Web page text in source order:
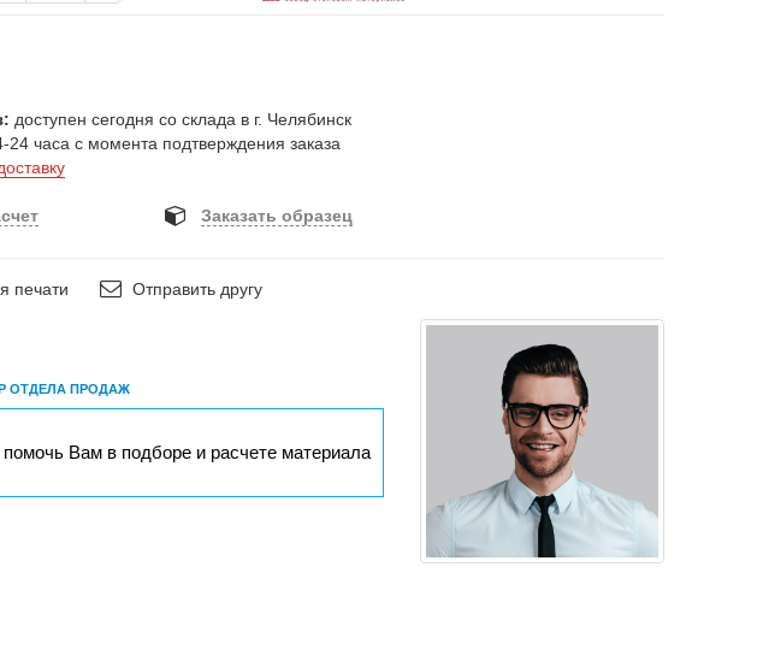
доступен сегодня со склада в г. Челябинск
24 часа с момента подтверждения заказа
Заказать образец
печати Отправить другу
ОТДЕЛА ПРОДАЖ
помочь Вам в подборе и расчете материала